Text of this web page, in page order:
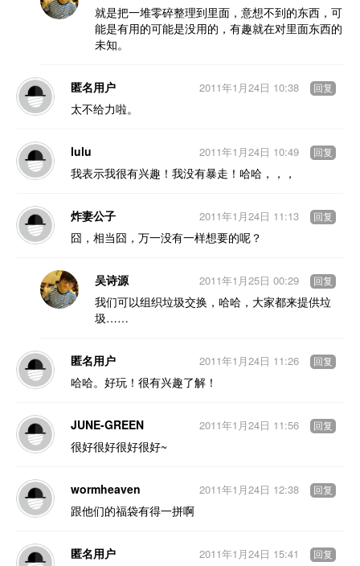
就是把一堆零碎整理到里面，意想不到的东西，可
能是有用的可能是没用的，有趣就在对里面东西的
未知。
匿名用户
太不给力啦。
2011年1月24日 10:38 回复
lulu
我表示我很有兴趣！我没有暴走！哈哈，，，
2011年1月24日 10:49 回复
炸妻公子
囧，相当囧，万一没有一样想要的呢？
2011年1月24日 11:13 回复
吴诗源
我们可以组织垃圾交换，哈哈，大家都来提供垃
圾……
2011年1月25日 00:29 回复
匿名用户
哈哈。好玩！很有兴趣了解！
2011年1月24日 11:26 回复
JUNE-GREEN
很好很好很好很好~
2011年1月24日 11:56 回复
wormheaven
跟他们的福袋有得一拼啊
2011年1月24日 12:38 回复
匿名用户
2011年1月24日 15:41 回复